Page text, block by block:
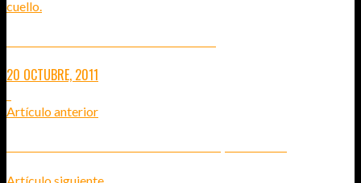
20 OCTUBRE, 2011
Artículo anterior
Artículo siguiente